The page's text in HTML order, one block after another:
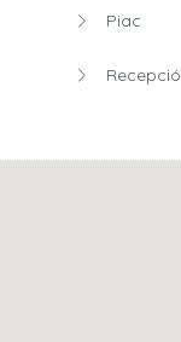
Piac
Recepció